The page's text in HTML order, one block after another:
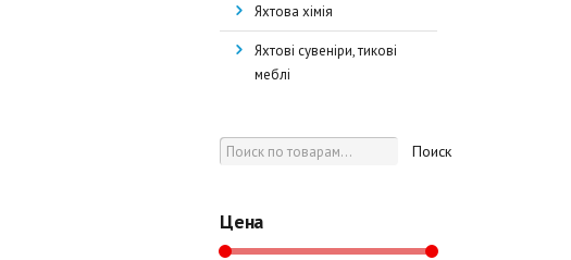
Яхтова хімія
Яхтові сувеніри, тикові
меблі
Поиск
Цена